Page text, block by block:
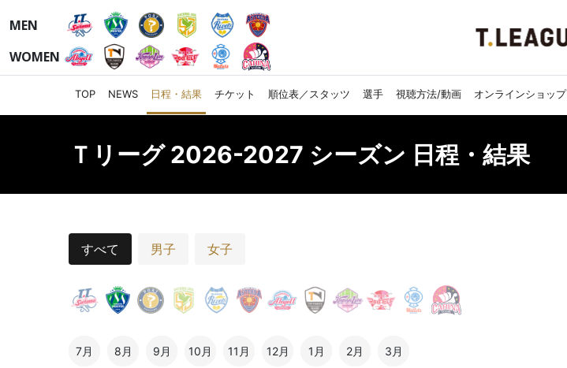
MEN
WOMEN
TOP NEWS 日程・結果 チケット 順位表／スタッツ 選手 視聴方法/動画 オンラインショップ
Ｔリーグ 2026-2027 シーズン 日程・結果
すべて 男子 女子
7月 8月 9月 10月 11月 12月 1月 2月 3月